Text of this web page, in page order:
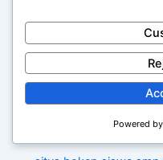
web phising scammer
sex porno tante umur
Powered by